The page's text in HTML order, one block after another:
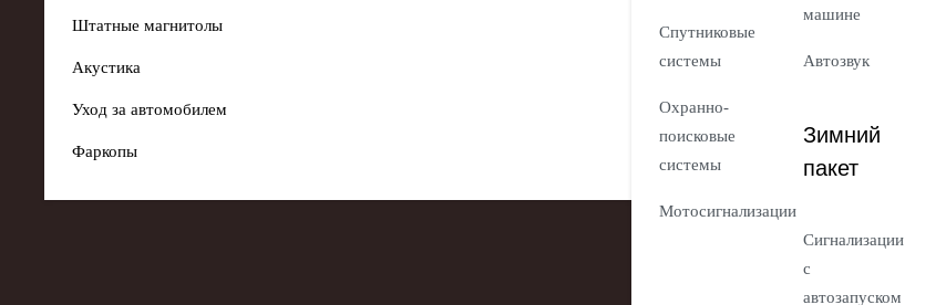
Штатные магнитолы
Акустика
Уход за автомобилем
Фаркопы
Спутниковые
системы
Охранно-
поисковые
системы
Мотосигнализации
машине
Автозвук
Зимний
пакет
Сигнализации
с
автозапуском